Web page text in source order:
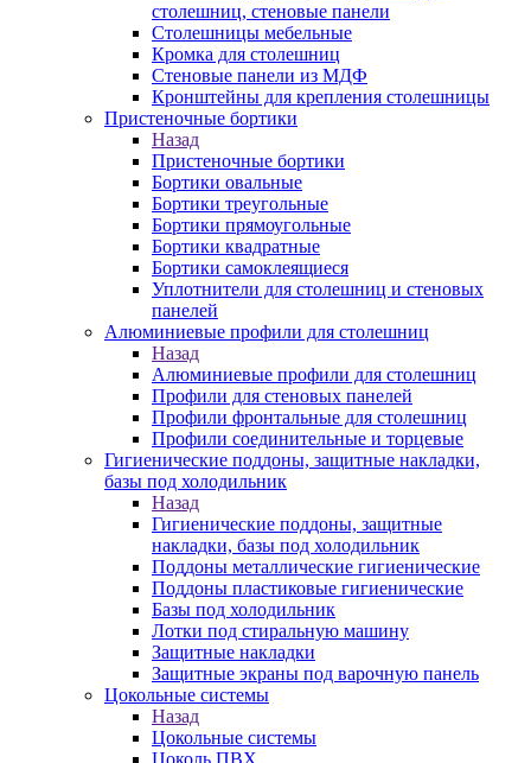
столешниц, стеновые панели
Столешницы мебельные
Кромка для столешниц
Стеновые панели из МДФ
Кронштейны для крепления столешницы
Пристеночные бортики
Назад
Пристеночные бортики
Бортики овальные
Бортики треугольные
Бортики прямоугольные
Бортики квадратные
Бортики самоклеящиеся
Уплотнители для столешниц и стеновых
панелей
Алюминиевые профили для столешниц
Назад
Алюминиевые профили для столешниц
Профили для стеновых панелей
Профили фронтальные для столешниц
Профили соединительные и торцевые
Гигиенические поддоны, защитные накладки,
базы под холодильник
Назад
Гигиенические поддоны, защитные
накладки, базы под холодильник
Поддоны металлические гигиенические
Поддоны пластиковые гигиенические
Базы под холодильник
Лотки под стиральную машину
Защитные накладки
Защитные экраны под варочную панель
Цокольные системы
Назад
Цокольные системы
Цоколь ПВХ